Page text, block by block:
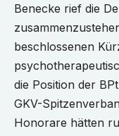
Benecke rief die
beschlossenen
die Position der
GKV-
Honorare hätten